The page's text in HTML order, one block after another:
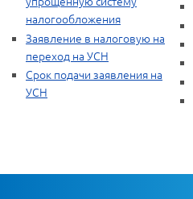
налогообложения
Заявление в налоговую на
переход на УСН
Срок подачи заявления на
УСН